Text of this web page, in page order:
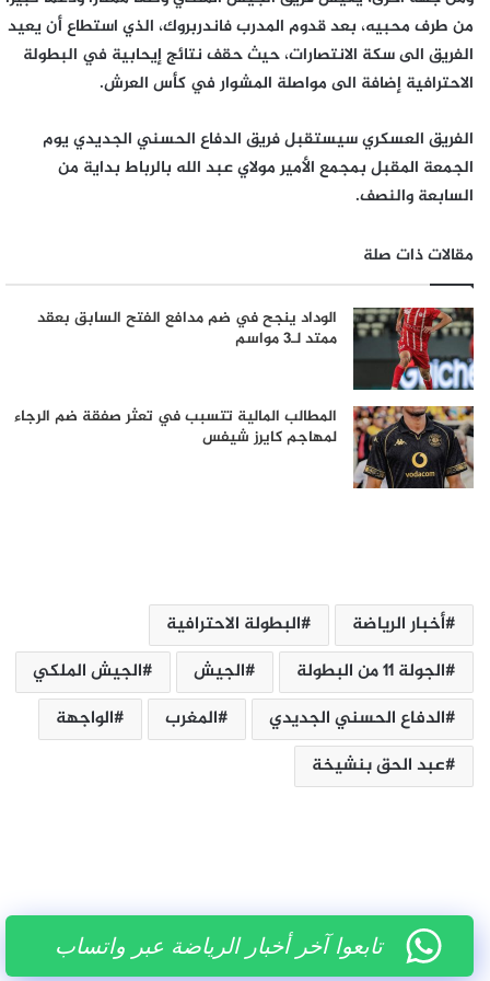
من طرف محبيه، بعد قدوم المدرب فاندربروك، الذي استطاع أن يعيد
الفريق الى سكة الانتصارات، حيث حقف نتائج إيحابية في البطولة
الاحترافية إضافة الى مواصلة المشوار في كأس العرش.
الفريق العسكري سيستقبل فريق الدفاع الحسني الجديدي يوم
الجمعة المقبل بمجمع الأمير مولاي عبد الله بالرباط بداية من
السابعة والنصف.
مقالات ذات صلة
الوداد ينجح في ضم مدافع الفتح السابق بعقد
ممتد لـ3 مواسم
المطالب المالية تتسبب في تعثر صفقة ضم الرجاء
لمهاجم كايرز شيفس
أخبار الرياضة
البطولة الاحترافية
الجولة 11 من البطولة
الجيش
الجيش الملكي
الدفاع الحسني الجديدي
المغرب
الواجهة
عبد الحق بنشيخة
تابعوا آخر أخبار الرياضة عبر واتساب